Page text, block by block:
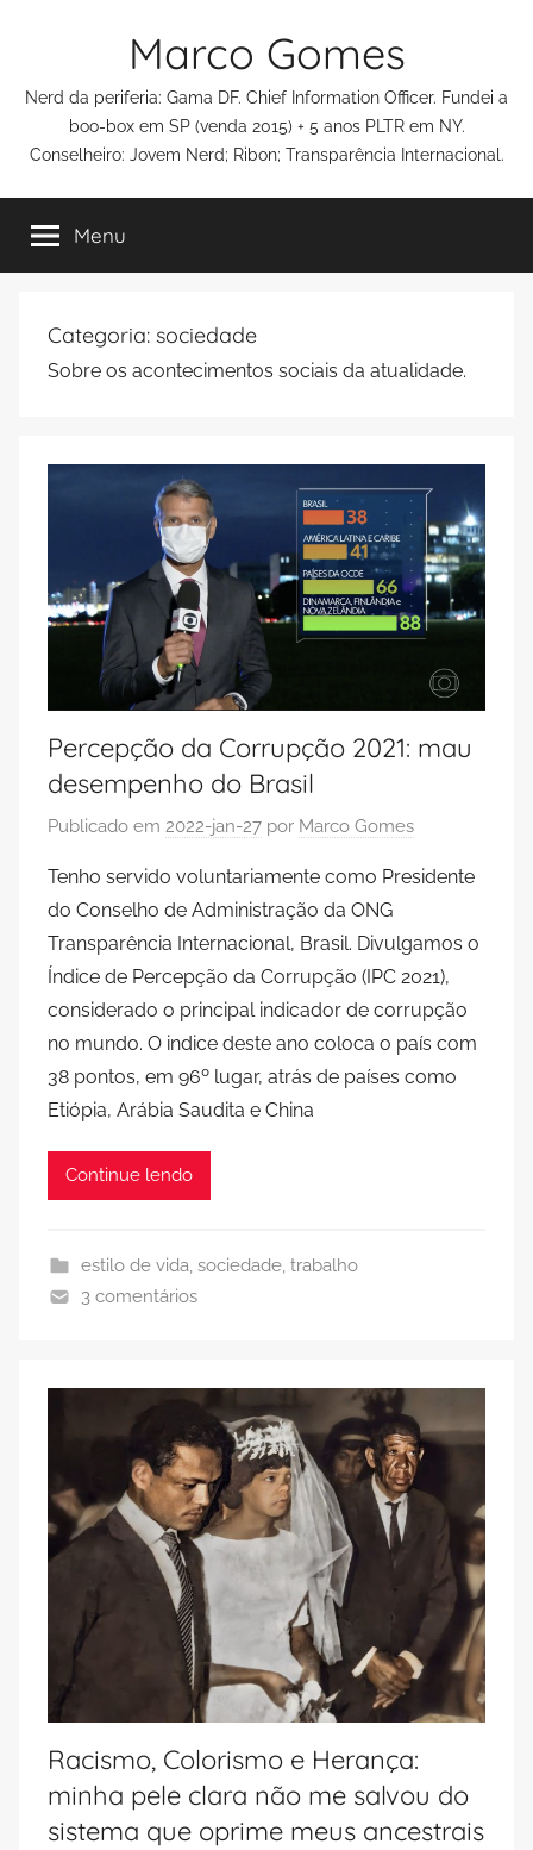
conteúdo
Marco Gomes
Nerd da periferia: Gama DF. Chief Information Officer. Fundei a
boo-box em SP (venda 2015) + 5 anos PLTR em NY.
Conselheiro: Jovem Nerd; Ribon; Transparência Internacional.
Menu
Categoria: sociedade
Sobre os acontecimentos sociais da atualidade.
Percepção da Corrupção 2021: mau
desempenho do Brasil
Publicado em 2022-jan-27 por Marco Gomes
Tenho servido voluntariamente como Presidente
do Conselho de Administração da ONG
Transparência Internacional, Brasil. Divulgamos o
Índice de Percepção da Corrupção (IPC 2021),
considerado o principal indicador de corrupção
no mundo. O indice deste ano coloca o país com
38 pontos, em 96º lugar, atrás de países como
Etiópia, Arábia Saudita e China
Continue lendo
estilo de vida sociedade, trabalho
3 comentários
Racismo, Colorismo e Herança:
minha pele clara não me salvou do
sistema que oprime meus ancestrais